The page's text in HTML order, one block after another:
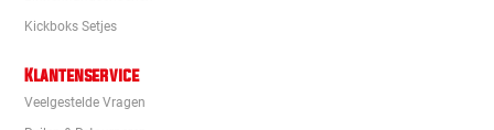
Kickboks Setjes
Klantenservice
Veelgestelde Vragen